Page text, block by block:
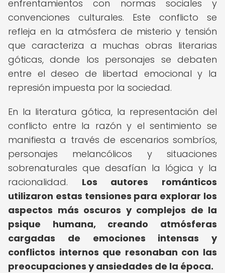
enfrentamientos con normas sociales y
convenciones culturales. Este conflicto se
refleja en la atmósfera de misterio y tensión
que caracteriza a muchas obras literarias
góticas, donde los personajes se debaten
entre el deseo de libertad emocional y la
represión impuesta por la sociedad.
En la literatura gótica, la representación del
conflicto entre la razón y el sentimiento se
manifiesta a través de escenarios sombríos,
personajes melancólicos y situaciones
sobrenaturales que desafían la lógica y la
racionalidad. Los autores románticos
utilizaron estas tensiones para explorar los
aspectos más oscuros y complejos de la
psique humana, creando atmósferas
cargadas de emociones intensas y
conflictos internos que resonaban con las
preocupaciones y ansiedades de la época.